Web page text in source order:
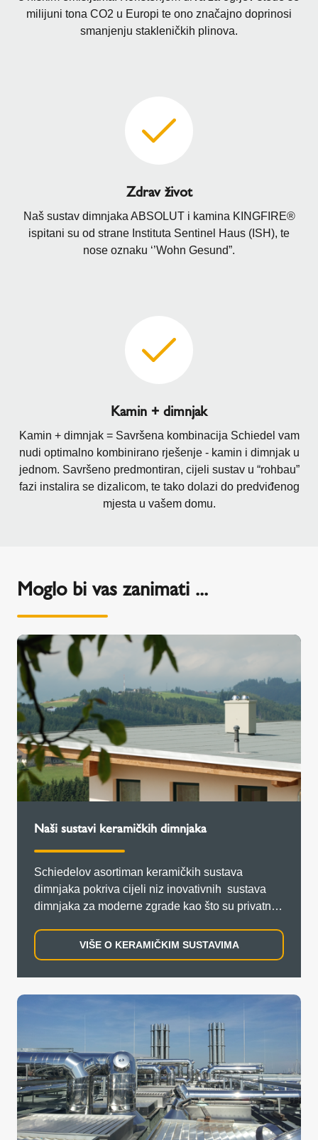
milijuni tona CO2 u Europi te ono značajno doprinosi
smanjenju stakleničkih plinova.
Zdrav život
Naš sustav dimnjaka ABSOLUT i kamina KINGFIRE®
ispitani su od strane Instituta Sentinel Haus (ISH), te
nose oznaku ‘’Wohn Gesund”.
Kamin + dimnjak
Kamin + dimnjak = Savršena kombinacija Schiedel vam
nudi optimalno kombinirano rješenje - kamin i dimnjak u
jednom. Savršeno predmontiran, cijeli sustav u “rohbau”
fazi instalira se dizalicom, te tako dolazi do predviđenog
mjesta u vašem domu.
Moglo bi vas zanimati ...
Naši sustavi keramičkih dimnjaka
Schiedelov asortiman keramičkih sustava
dimnjaka pokriva cijeli niz inovativnih sustava
dimnjaka za moderne zgrade kao što su privatne
poslovne zgrade.VIŠE O KERAMIČKIM SUSTAVIMA